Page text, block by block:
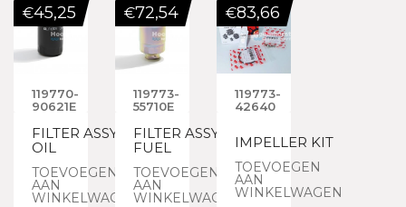
119770-
90621E
FILTER ASSY,
OIL
TOEVOEGEN
AAN
WINKELWAGEN
€45,25
119773-
55710E
FILTER ASSY,
FUEL
TOEVOEGEN
AAN
WINKELWAGEN
€72,54
119773-
42640
IMPELLER KIT
TOEVOEGEN
AAN
WINKELWAGEN
€83,66